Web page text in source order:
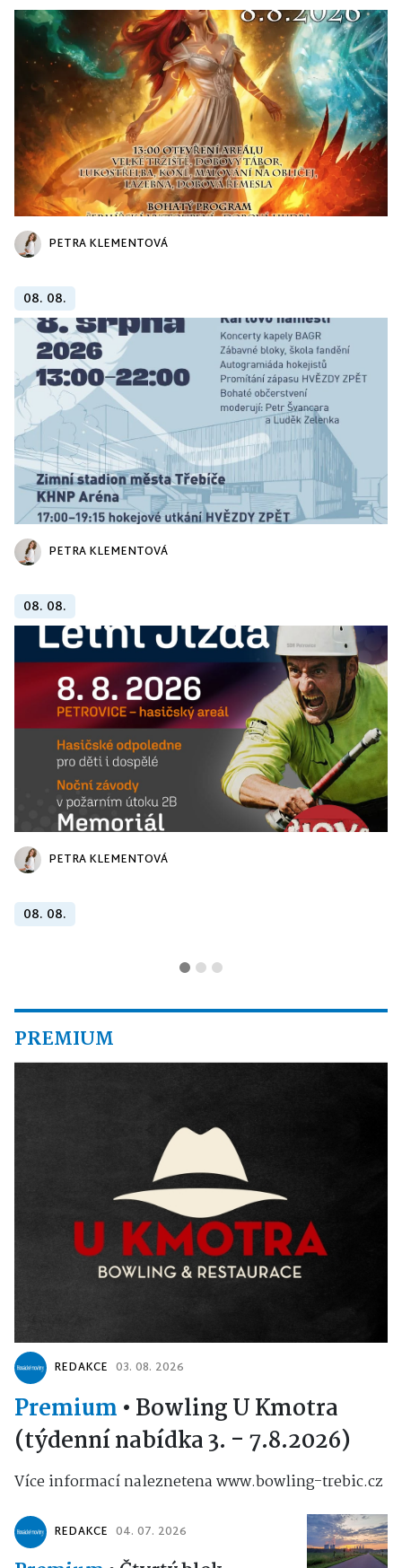
PETRA KLEMENTOVÁ
08. 08.
PETRA KLEMENTOVÁ
08. 08.
PETRA KLEMENTOVÁ
08. 08.
PREMIUM
REDAKCE 03. 08. 2026
Premium • Bowling U Kmotra
(týdenní nabídka 3. - 7.8.2026)
Více informací naleznetena www.bowling-trebic.cz
REDAKCE 04. 07. 2026